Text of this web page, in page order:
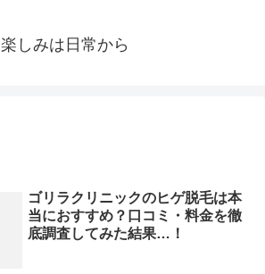
楽しみは日常から
ゴリラクリニックのヒゲ脱毛は本
当におすすめ？口コミ・料金を徹
底調査してみた結果…！